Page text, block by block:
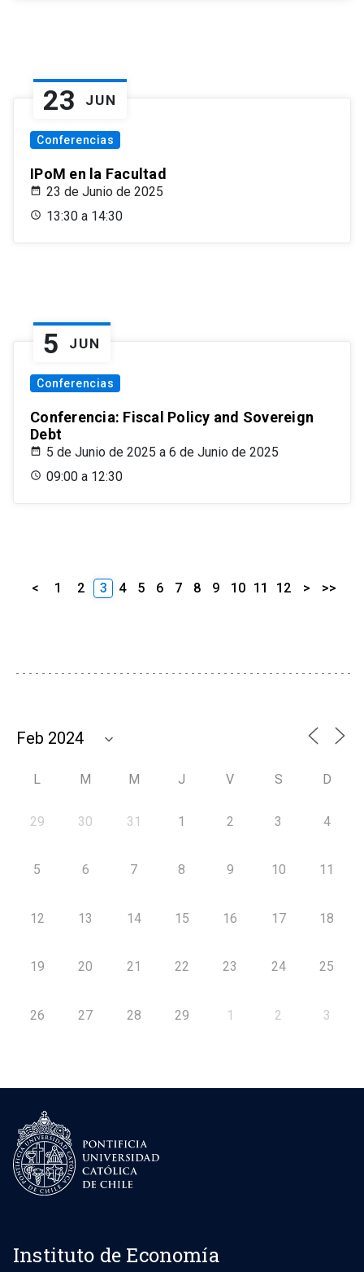
23 JUN
Conferencias
IPoM en la Facultad
23 de Junio de 2025
13:30 a 14:30
5 JUN
Conferencias
Conferencia: Fiscal Policy and Sovereign
Debt
5 de Junio de 2025 a 6 de Junio de 2025
09:00 a 12:30
< 1 2 3 4 5 6 7 8 9 10 11 12 > >>
L M M J V S D
29 30 31 1 2 3 4
5 6 7 8 9 10 11
12 13 14 15 16 17 18
19 20 21 22 23 24 25
26 27 28 29 1 2 3
Instituto de Economía